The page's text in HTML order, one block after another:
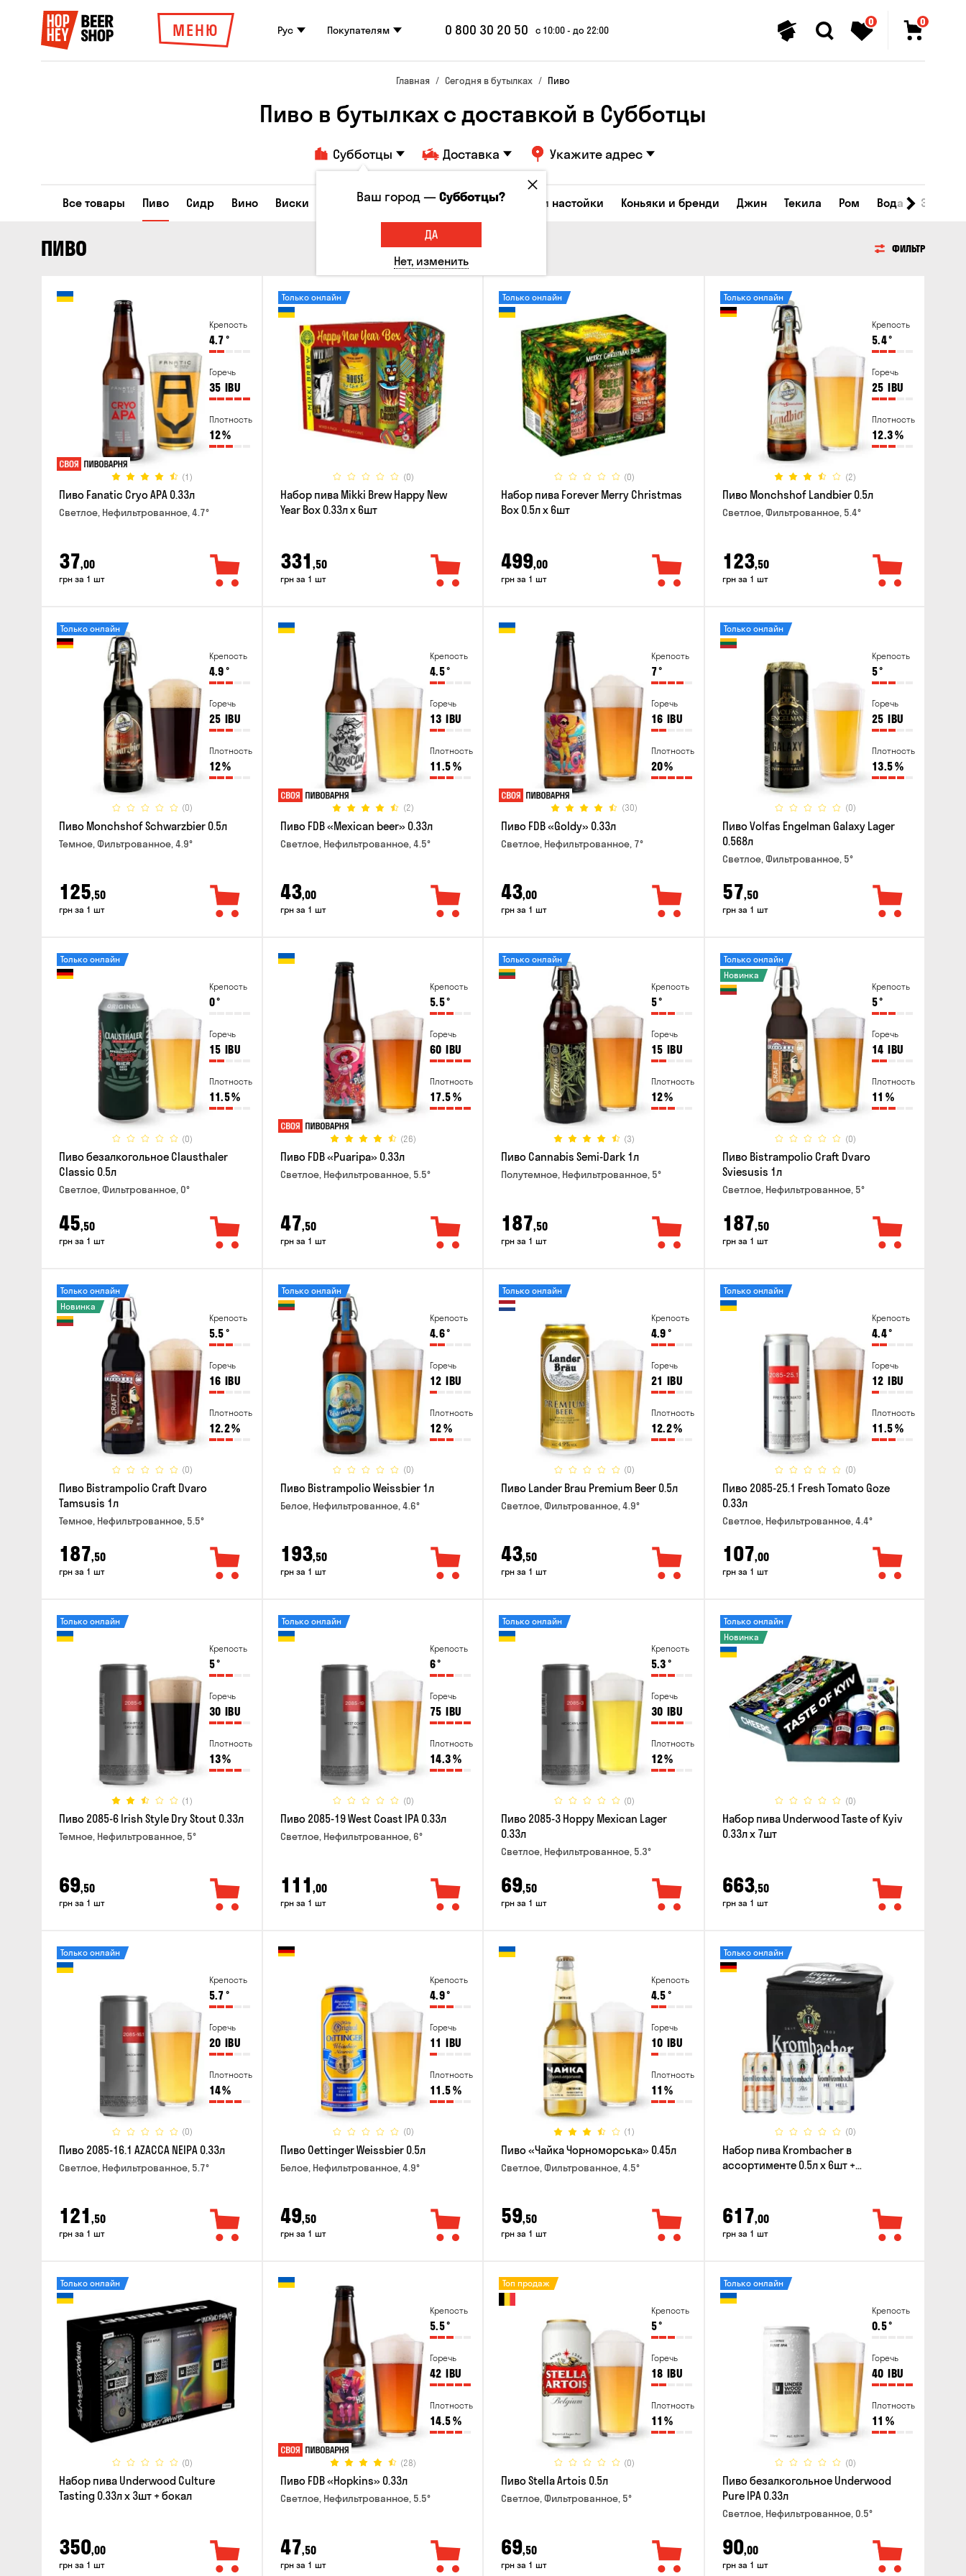
МЕНЮ Рус Покупателям 0 800 30 20 50 с 10:00 - до 22:00
0 0
Главная Сегодня в бутылках Пиво
Пиво в бутылках с доставкой в Субботцы
Субботцы Доставка Укажите адрес
Все товары Пиво Сидр Вино Виски Коктейли Водка Соджу Ликеры и настойки Коньяки и бренди Джин Текила Ром Вода
ПИВО ФИЛЬТР
Крепость
4.7°
Горечь
35 IBU
Плотность
12%
(1)
Пиво Fanatic Cryo APA 0.33л
Светлое, Нефильтрованное, 4.7°
37,00
грн за 1 шт
(0)
Только онлайн
Набор пива Mikki Brew Happy New
Year Box 0.33л x 6шт
331 ,50
грн за 1 шт
(0)
Только онлайн
Набор пива Forever Merry Christmas
Box 0.5л x 6шт
499,00
грн за 1 шт
Крепость
5.4°
Горечь
25 IBU
Плотность
12.3%
(2)
Только онлайн
Пиво Monchshof Landbier 0.5л
Светлое, Фильтрованное, 5.4°
123,50
грн за 1 шт
Крепость
4.9°
Горечь
25 IBU
Плотность
12%
(0)
Только онлайн
Пиво Monchshof Schwarzbier 0.5л
Темное, Фильтрованное, 4.9°
125,50
грн за 1 шт
Крепость
4.5°
Горечь
13 IBU
Плотность
11.5%
(2)
Пиво FDB «Mexican beer» 0.33л
Светлое, Нефильтрованное, 4.5°
43,00
грн за 1 шт
Крепость
7°
Горечь
16 IBU
Плотность
20%
(30)
Пиво FDB «Goldy» 0.33л
Светлое, Нефильтрованное, 7°
43,00
грн за 1 шт
Крепость
5°
Горечь
25 IBU
Плотность
13.5%
(0)
Только онлайн
Пиво Volfas Engelman Galaxy Lager
0.568л
Светлое, Фильтрованное, 5°
57,50
грн за 1 шт
Крепость
0°
Горечь
15 IBU
Плотность
11.5%
(0)
Только онлайн
Пиво безалкогольное Clausthaler
Classic 0.5л
Светлое, Фильтрованное, 0°
45,50
грн за 1 шт
Крепость
5.5°
Горечь
60 IBU
Плотность
17.5%
(26)
Пиво FDB «Puaripa» 0.33л
Светлое, Нефильтрованное, 5.5°
47,50
грн за 1 шт
Крепость
5°
Горечь
15 IBU
Плотность
12%
(3)
Только онлайн
Пиво Cannabis Semi-Dark 1л
Полутемное, Нефильтрованное, 5°
187,50
грн за 1 шт
Крепость
5°
Горечь
14 IBU
Плотность
11 %
(0)
Только онлайн
Новинка
Пиво Bistrampolio Craft Dvaro
Sviesusis 1л
Светлое, Нефильтрованное, 5°
187,50
грн за 1 шт
Крепость
5.5°
Горечь
16 IBU
Плотность
12.2%
(0)
Только онлайн
Новинка
Пиво Bistrampolio Craft Dvaro
Tamsusis 1л
Темное, Нефильтрованное, 5.5°
187,50
грн за 1 шт
Крепость
4.6°
Горечь
12 IBU
Плотность
12%
(0)
Только онлайн
Пиво Bistrampolio Weissbier 1л
Белое, Нефильтрованное, 4.6°
193,50
грн за 1 шт
Крепость
4.9°
Горечь
21 IBU
Плотность
12.2%
(0)
Только онлайн
Пиво Lander Brau Premium Beer 0.5л
Светлое, Фильтрованное, 4.9°
43,50
грн за 1 шт
Крепость
4.4°
Горечь
12 IBU
Плотность
11.5%
(0)
Только онлайн
Пиво 2085-25.1 Fresh Tomato Goze
0.33л
Светлое, Нефильтрованное, 4.4°
107,00
грн за 1 шт
Крепость
5°
Горечь
30 IBU
Плотность
13%
(1)
Только онлайн
Пиво 2085-6 Irish Style Dry Stout 0.33л
Темное, Нефильтрованное, 5°
69,50
грн за 1 шт
Крепость
6°
Горечь
75 IBU
Плотность
14.3%
(0)
Только онлайн
Пиво 2085-19 West Coast IPA 0.33л
Светлое, Нефильтрованное, 6°
111 ,00
грн за 1 шт
Крепость
5.3°
Горечь
30 IBU
Плотность
12%
(0)
Только онлайн
Пиво 2085-3 Hoppy Mexican Lager
0.33л
Светлое, Нефильтрованное, 5.3°
69,50
грн за 1 шт
(0)
Только онлайн
Новинка
Набор пива Underwood Taste of Kyiv
0.33л x 7шт
663,50
грн за 1 шт
Крепость
5.7°
Горечь
20 IBU
Плотность
14%
(0)
Только онлайн
Пиво 2085-16.1 AZACCA NEIPA 0.33л
Светлое, Нефильтрованное, 5.7°
121 ,50
грн за 1 шт
Крепость
4.9°
Горечь
11 IBU
Плотность
11.5%
(0)
Пиво Oettinger Weissbier 0.5л
Белое, Нефильтрованное, 4.9°
49,50
грн за 1 шт
Крепость
4.5°
Горечь
10 IBU
Плотность
11 %
(1)
Пиво «Чайка Чорноморська» 0.45л
Светлое, Фильтрованное, 4.5°
59,50
грн за 1 шт
(0)
Только онлайн
Набор пива Krombacher в
ассортименте 0.5л х 6шт +
617,00
грн за 1 шт
(0)
Только онлайн
Набор пива Underwood Culture
Tasting 0.33л x 3шт + бокал
350,00
грн за 1 шт
Крепость
5.5°
Горечь
42 IBU
Плотность
14.5%
(28)
Пиво FDB «Hopkins» 0.33л
Светлое, Нефильтрованное, 5.5°
47,50
грн за 1 шт
Крепость
5°
Горечь
18 IBU
Плотность
11 %
(0)
Топ продаж
Пиво Stella Artois 0.5л
Светлое, Фильтрованное, 5°
69,50
грн за 1 шт
Крепость
0.5°
Горечь
40 IBU
Плотность
11 %
(0)
Только онлайн
Пиво безалкогольное Underwood
Pure IPA 0.33л
Светлое, Нефильтрованное, 0.5°
90,00
грн за 1 шт
Ваш город —Субботцы?
ДА
Нет, изменить